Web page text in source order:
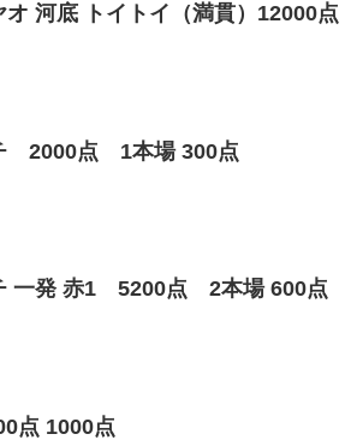
河底 トイトイ（満貫）12000点
2000点 1本場 300点
一発 赤1 5200点 2本場 600点
点 1000点